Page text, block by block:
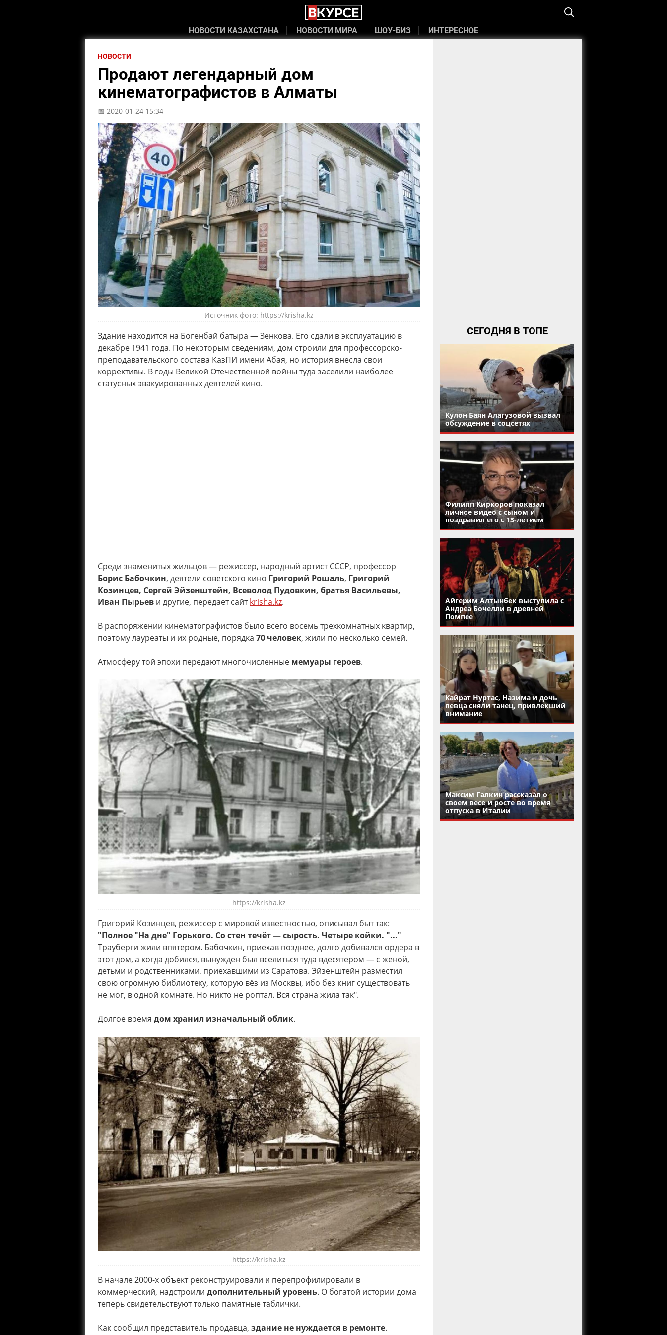
НОВОСТИ КАЗАХСТАНА НОВОСТИ МИРА ШОУ-БИЗ ИНТЕРЕСНОЕ
НОВОСТИ
Продают легендарный дом
кинематографистов в Алматы
📅 2020-01-24 15:34
Источник фото: https://krisha.kz
Здание находится на Богенбай батыра — Зенкова. Его сдали в эксплуатацию в
декабре 1941 года. По некоторым сведениям, дом строили для профессорско-
преподавательского состава КазПИ имени Абая, но история внесла свои
коррективы. В годы Великой Отечественной войны туда заселили наиболее
статусных эвакуированных деятелей кино.
Среди знаменитых жильцов — режиссер, народный артист СССР, профессор
Борис Бабочкин, деятели советского кино Григорий Рошаль, Григорий
Козинцев, Сергей Эйзенштейн, Всеволод Пудовкин, братья Васильевы,
Иван Пырьев и другие, передает сайтkrisha.kz.
В распоряжении кинематографистов было всего восемь трехкомнатных квартир,
поэтому лауреаты и их родные, порядка 70 человек, жили по несколько семей.
Атмосферу той эпохи передают многочисленные мемуары героев.
https://krisha.kz
Григорий Козинцев, режиссер с мировой известностью, описывал быт так:
"Полное "На дне" Горького. Со стен течёт — сырость. Четыре койки. "..."
Трауберги жили впятером. Бабочкин, приехав позднее, долго добивался ордера в
этот дом, а когда добился, вынужден был вселиться туда вдесятером — с женой,
детьми и родственниками, приехавшими из Саратова. Эйзенштейн разместил
свою огромную библиотеку, которую вёз из Москвы, ибо без книг существовать
не мог, в одной комнате. Но никто не роптал. Вся страна жила так".
Долгое время дом хранил изначальный облик.
https://krisha.kz
В начале 2000-х объект реконструировали и перепрофилировали в
коммерческий, надстроили дополнительный уровень. О богатой истории дома
теперь свидетельствуют только памятные таблички.
Как сообщил представитель продавца, здание не нуждается в ремонте.
СЕГОДНЯ В ТОПЕ
Кулон Баян Алагузовой вызвал
обсуждение в соцсетях
Филипп Киркоров показал
личное видео с сыном и
поздравил его с 13-летием
Айгерим Алтынбек выступила с
Андреа Бочелли в древней
Помпее
Кайрат Нуртас, Назима и дочь
певца сняли танец, привлекший
внимание
Максим Галкин рассказал о
своем весе и росте во время
отпуска в Италии